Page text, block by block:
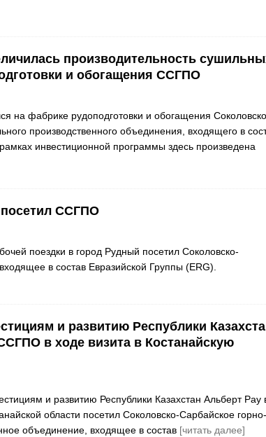
производительность
и обогащения ССГПО
на фабрике рудоподготовки и обогащения
производственного объединения, входящего в
инвестиционной программы здесь произведена
ССГПО
поездки в город Рудный посетил Соколовско-
в состав Евразийской Группы (ERG).
и развитию Республики
в ходе визита в Костанайскую
и развитию Республики Казахстан Альберт Рау
области посетил Соколовско-Cарбайское горно-
объединение, входящее в состав [читать далее]